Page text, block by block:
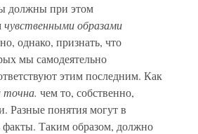
должны при этом
чувственными образами
однако, признать, что
мы самодеятельно
этим последним. Как
точна. чем то, собственно,
Разные понятия могут в
факты. Таким образом, должно